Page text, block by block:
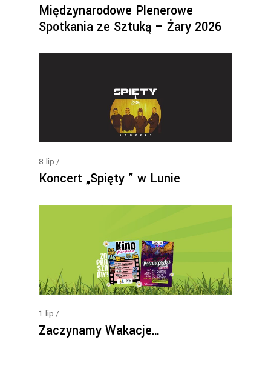
Międzynarodowe Plenerowe
Spotkania ze Sztuką – Żary 2026
8 lip
Koncert „Spięty ” w Lunie
1 lip
Zaczynamy Wakacje…